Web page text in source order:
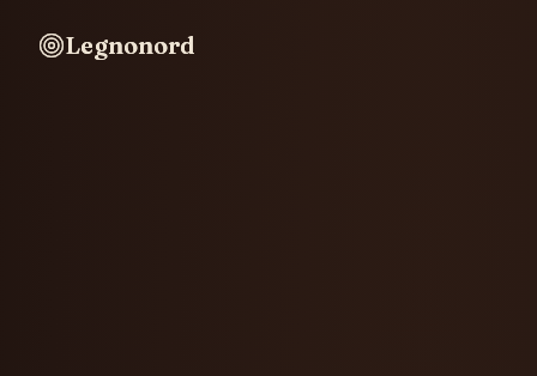
Legnonord
Legnonord